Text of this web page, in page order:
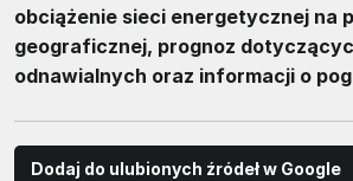
obciążenie sieci energetycznej na
geograficznej, prognoz
odnawialnych oraz informacji o
Dodaj do ulubionych źródeł w Google